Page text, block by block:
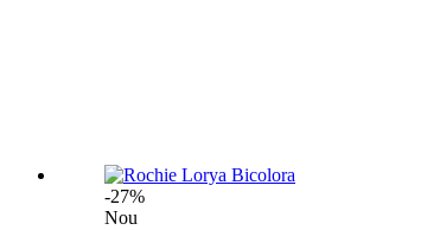
-27%
Nou